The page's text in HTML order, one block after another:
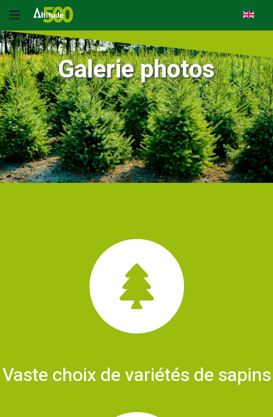
Galerie photos
Vaste choix de variétés de sapins